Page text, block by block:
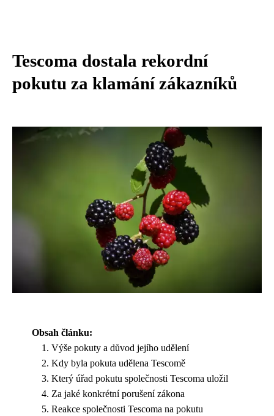
Tescoma dostala rekordní
pokutu za klamání zákazníků
Obsah článku:
Výše pokuty a důvod jejího udělení
Kdy byla pokuta udělena Tescomě
Který úřad pokutu společnosti Tescoma uložil
Za jaké konkrétní porušení zákona
Reakce společnosti Tescoma na pokutu